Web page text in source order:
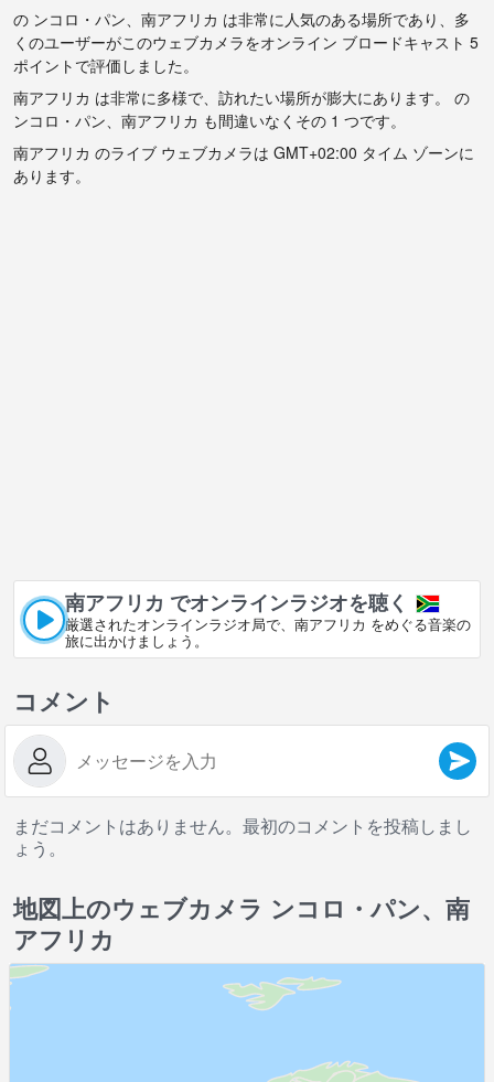
の ンコロ・パン、南アフリカ は非常に人気のある場所であり、多
くのユーザーがこのウェブカメラをオンライン ブロードキャスト 5
ポイントで評価しました。
南アフリカ は非常に多様で、訪れたい場所が膨大にあります。 の
ンコロ・パン、南アフリカ も間違いなくその 1 つです。
南アフリカ のライブ ウェブカメラは GMT+02:00 タイム ゾーンに
あります。
南アフリカ でオンラインラジオを聴く
厳選されたオンラインラジオ局で、南アフリカ をめぐる音楽の
旅に出かけましょう。
コメント
まだコメントはありません。最初のコメントを投稿しまし
ょう。
地図上のウェブカメラ ンコロ・パン、南
アフリカ